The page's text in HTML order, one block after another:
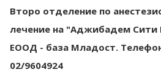
Второ отделение по
лечение на "Аджибадем
ЕООД - база Младост.
02/9604924